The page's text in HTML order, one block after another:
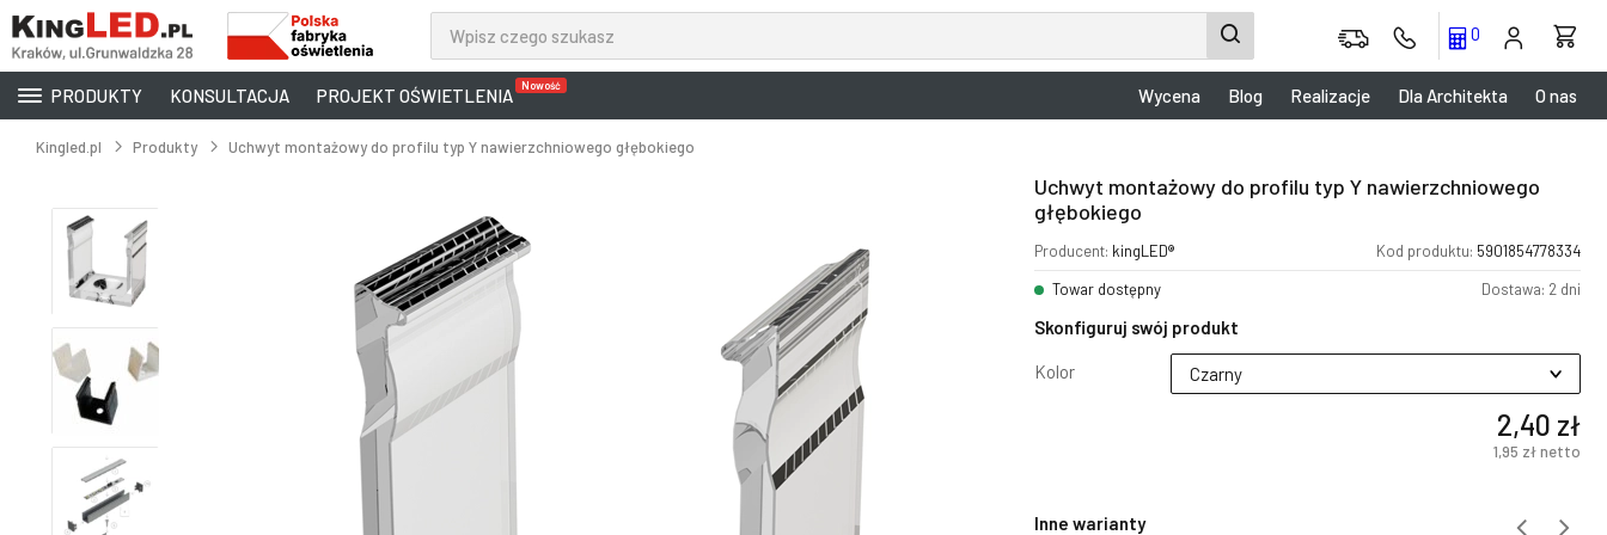
0
PRODUKTY KONSULTACJA PROJEKT OŚWIETLENIA Nowość Wycena Blog Realizacje Dla Architekta O nas
Kingled.pl Produkty Uchwyt montażowy do profilu typ Y nawierzchniowego głębokiego
Uchwyt montażowy do profilu typ Y nawierzchniowego
głębokiego
Producent: kingLED® Kod produktu: 5901854778334
Towar dostępny
Dostawa: 2 dni
Skonfiguruj swój produkt
Kolor
2,40 zł
1,95 złnetto
Inne warianty